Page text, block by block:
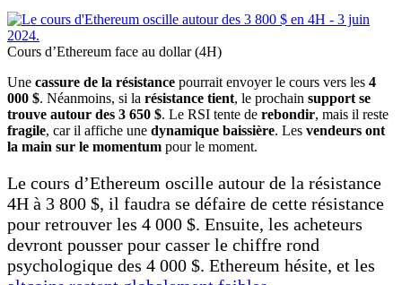
Cours d’Ethereum face au dollar (4H)
Une cassure de la résistance pourrait envoyer le cours vers les 4
000 $. Néanmoins, si la résistance tient, le prochain support se
trouve autour des 3 650 $. Le RSI tente de rebondir, mais il reste
fragile, car il affiche une dynamique baissière. Les vendeurs ont
la main sur le momentum pour le moment.
Le cours d’Ethereum oscille autour de la résistance
4H à 3 800 $, il faudra se défaire de cette résistance
pour retrouver les 4 000 $. Ensuite, les acheteurs
devront pousser pour casser le chiffre rond
psychologique des 4 000 $. Ethereum hésite, et les